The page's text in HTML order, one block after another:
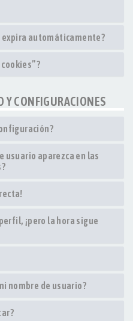
expira automáticamente?
Y CONFIGURACIONES
usuario aparezca en las
¡pero la hora sigue
nombre de usuario?